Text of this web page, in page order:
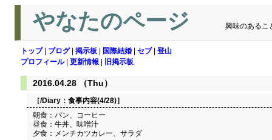
やなたのページ 興味のあるこ
トップ| ブログ| 掲示板 国際結婚 セブ| 登山
プロフィール| 更新情報 旧掲示板
2016.04.28 （Thu）
［/Diary： 食事内容(4/28)］
朝食：パン、コーヒー
昼食：牛丼、味噌汁
夕食：メンチカツカレー、サラダ